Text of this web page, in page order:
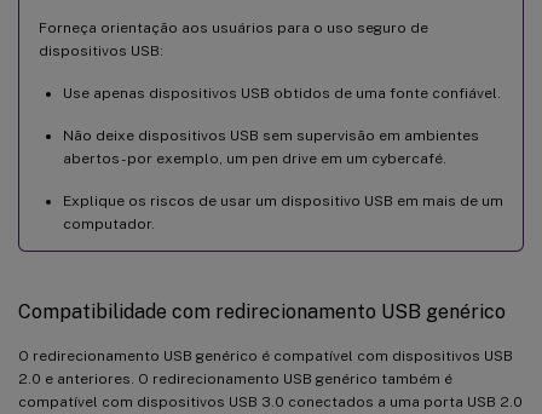
Forneça orientação aos usuários para o uso seguro de
dispositivos USB:
Use apenas dispositivos USB obtidos de uma fonte confiável.
Não deixe dispositivos USB sem supervisão em ambientes
abertos - por exemplo, um pen drive em um cybercafé.
Explique os riscos de usar um dispositivo USB em mais de um
computador.
Compatibilidade com redirecionamento USB genérico
O redirecionamento USB genérico é compatível com dispositivos USB
2.0 e anteriores. O redirecionamento USB genérico também é
compatível com dispositivos USB 3.0 conectados a uma porta USB 2.0